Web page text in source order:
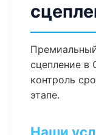
сцепление в
контроль
этапе.
Наши